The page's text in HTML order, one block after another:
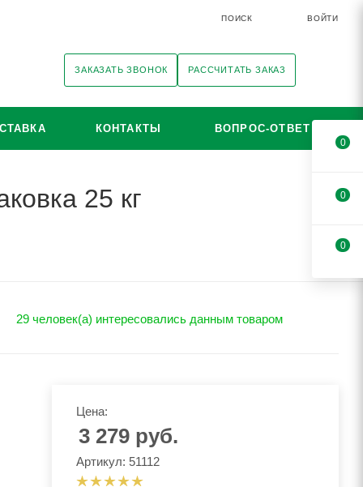
ПОИСК ВОЙТИ
ЗАКАЗАТЬ ЗВОНОК РАССЧИТАТЬ ЗАКАЗ
КОНТАКТЫ ВОПРОС-ОТВЕТ
25 кг
29 человек(а) интересовались данным товаром
Цена:
3 279руб.
Артикул: 51112
0
0
0